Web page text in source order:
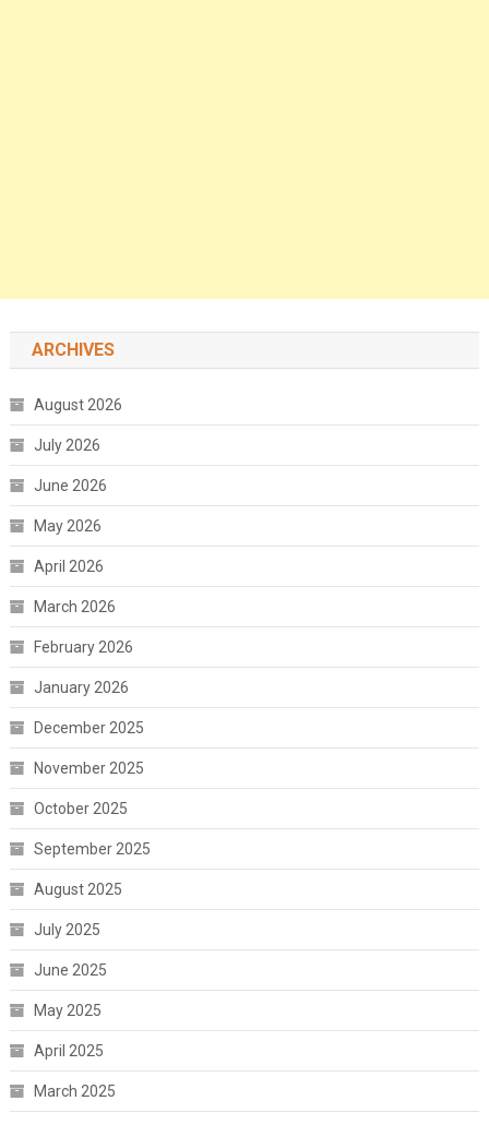
ARCHIVES
August 2026
July 2026
June 2026
May 2026
April 2026
March 2026
February 2026
January 2026
December 2025
November 2025
October 2025
September 2025
August 2025
July 2025
June 2025
May 2025
April 2025
March 2025